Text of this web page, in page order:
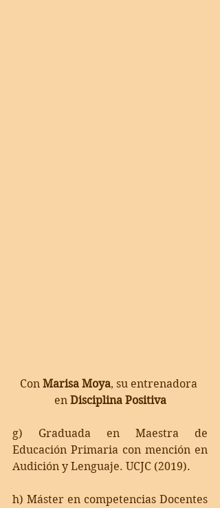
Con Marisa Moya, su entrenadora
en Disciplina Positiva
g) Graduada en Maestra de
Educación Primaria con mención en
Audición y Lenguaje. UCJC (2019).
h) Máster en competencias Docentes